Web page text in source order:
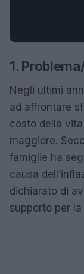
1.
Negli ultimi
ad affrontare
costo della
maggiore.
famiglie ha
causa
dichiarato di
supporto per